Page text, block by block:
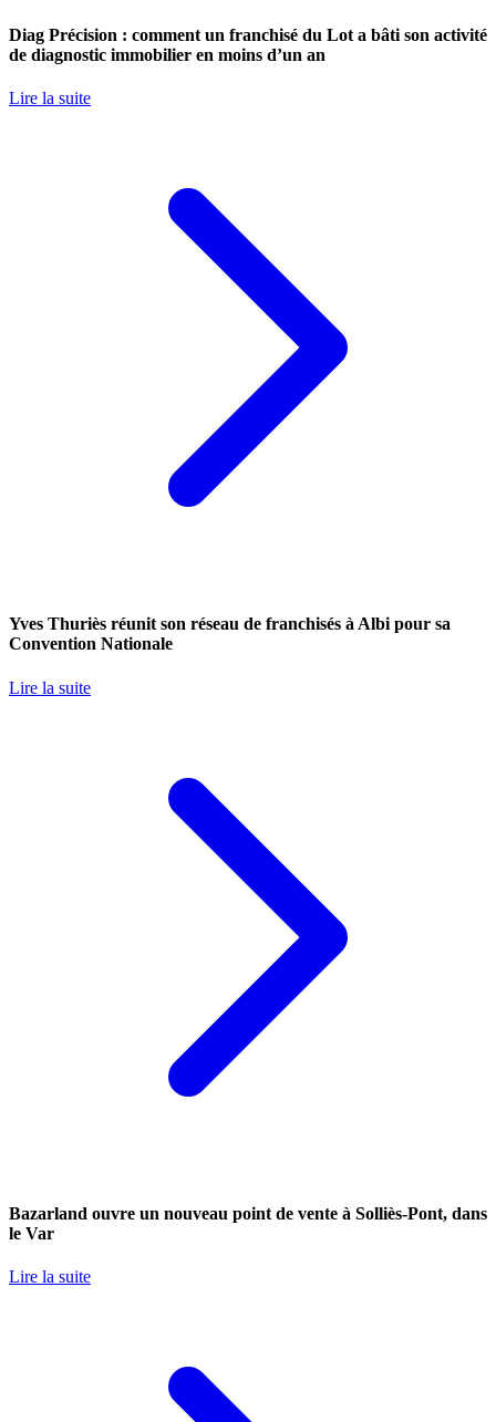
Diag Précision : comment un franchisé du Lot a bâti son activité
de diagnostic immobilier en moins d’un an
Lire la suite
Yves Thuriès réunit son réseau de franchisés à Albi pour sa
Convention Nationale
Lire la suite
Bazarland ouvre un nouveau point de vente à Solliès-Pont, dans
le Var
Lire la suite